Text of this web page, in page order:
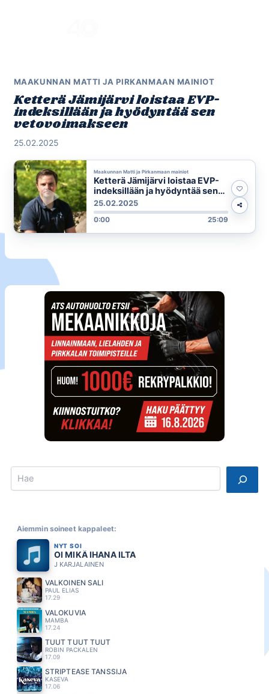
MAAKUNNAN MATTI JA PIRKANMAAN MAINIOT
Ketterä Jämijärvi loistaa EVP-
indeksillään ja hyödyntää sen
vetovoimakseen
25.02.2025
Maakunnan Matti ja Pirkanmaan mainiot
Ketterä Jämijärvi loistaa EVP-
indeksillään ja hyödyntää sen
vetovoimakseen
25.02.2025
0:00 25:09
Search
Aiemmin soineet kappaleet:
NYT SOI
OI MIKÄ IHANA ILTA
J KARJALAINEN
VALKOINEN SALI
PAUL ELIAS
17.29
VALOKUVIA
MAMBA
17.24
TUUT TUUT TUUT
ROBIN PACKALEN
17.09
STRIPTEASE TANSSIJA
KASEVA
17.06